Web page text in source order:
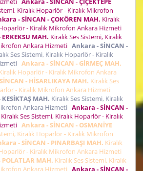
Kiralık Hoparlör - Kiralık Mikrofon
- SİNCAN - ÇOKÖREN MAH. Kiralık
- Kiralık Mikrofon Ankara Hizmeti
MAH. Kiralık Ses Sistemi, Kiralık
Ankara Hizmeti Ankara - SİNCAN -
Ses Sistemi, Kiralık Hoparlör - Kiralık
Ankara - SİNCAN - GİRMEÇ MAH.
Hoparlör - Kiralık Mikrofon Ankara
- HİSARLIKAYA MAH. Kiralık Ses
- Kiralık Mikrofon Ankara Hizmeti
MAH. Kiralık Ses Sistemi, Kiralık
Ankara Hizmeti Ankara - SİNCAN -
Kiralık Ses Sistemi, Kiralık Hoparlör - Kiralık
Ankara - SİNCAN - OSMANİYE
Kiralık Hoparlör - Kiralık Mikrofon
- SİNCAN - PINARBAŞI MAH. Kiralık
- Kiralık Mikrofon Ankara Hizmeti
MAH. Kiralık Ses Sistemi, Kiralık
Ankara Hizmeti Ankara - SİNCAN -